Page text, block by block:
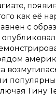
как её
с
Тину